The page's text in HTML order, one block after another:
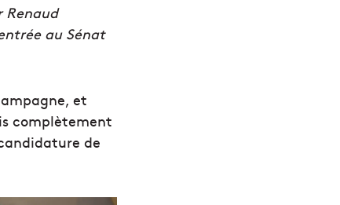
Renaud
au Sénat
et
complètement
de